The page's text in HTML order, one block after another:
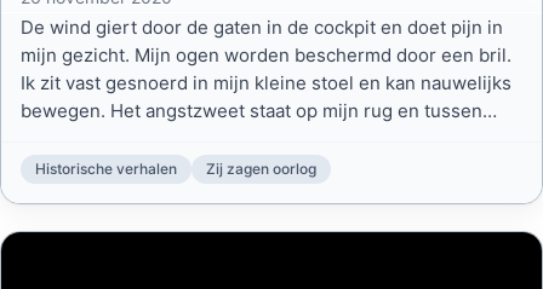
De wind giert door de gaten in de cockpit en doet pijn in
mijn gezicht. Mijn ogen worden beschermd door een bril.
Ik zit vast gesnoerd in mijn kleine stoel en kan nauwelijks
bewegen. Het angstzweet staat op mijn rug en tussen
zitten.
Historische verhalen Zij zagen oorlog